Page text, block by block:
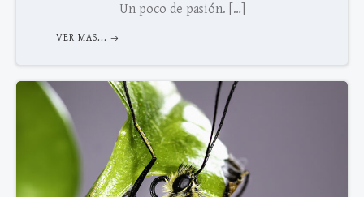
Un poco de pasión. […]
VER MAS...